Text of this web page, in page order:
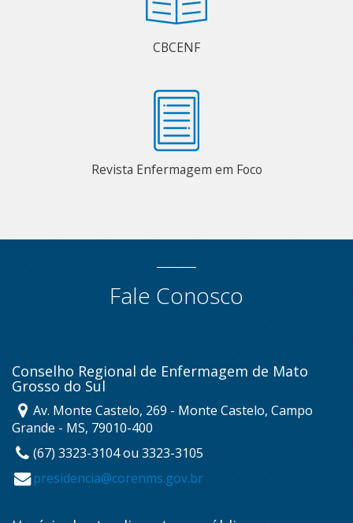
CBCENF
Revista Enfermagem em Foco
Fale Conosco
Conselho Regional de Enfermagem de Mato
Grosso do Sul
Av. Monte Castelo, 269 - Monte Castelo, Campo
Grande - MS, 79010-400
(67) 3323-3104 ou 3323-3105
presidencia@corenms.gov.br